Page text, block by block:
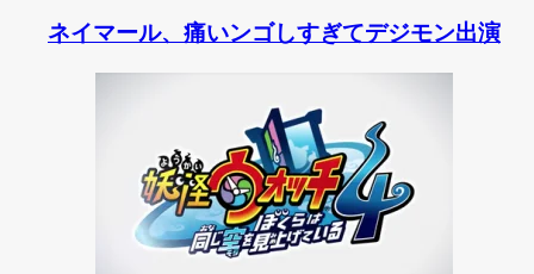
ネイマール、痛いンゴしすぎてデジモン出演